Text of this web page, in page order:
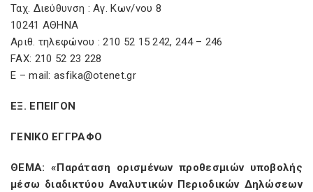
Ταχ. Διεύθυνση : Αγ. Κων/νου 8
10241 ΑΘΗΝΑ
Αριθ. τηλεφώνου : 210 52 15 242, 244 – 246
FAX: 210 52 23 228
Ε – mail: asfika@otenet.gr
ΕΞ. ΕΠΕΙΓΟΝ
ΓΕΝΙΚΟ ΕΓΓΡΑΦΟ
ΘΕΜΑ: «Παράταση ορισμένων προθεσμιών υποβολής
μέσω διαδικτύου Αναλυτικών Περιοδικών Δηλώσεων